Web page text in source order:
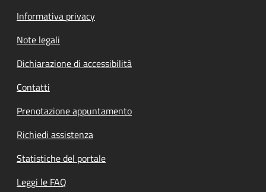
Informativa privacy
Note legali
Dichiarazione di accessibilità
Contatti
Prenotazione appuntamento
Richiedi assistenza
Statistiche del portale
Leggi le FAQ